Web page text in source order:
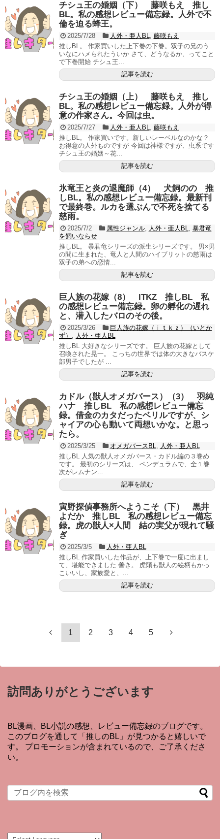
チシュ王の婚姻（下） 藤咲もえ 推し
BL。私の感想レビュー備忘録。人外で不
倫を迫る蜂王。
2025/7/28 人外・亜人BL, 藤咲もえ
推しBL。 作家買いした上下巻の下巻。双子の兄のう
いなにハメられたういか さて、どうなるか、ってこと
で下巻開始 チシュ王...
記事を読む
チシュ王の婚姻（上） 藤咲もえ 推し
BL。私の感想レビュー備忘録。人外が得
意の作家さん。今回は虫。
2025/7/27 人外・亜人BL, 藤咲もえ
推しBL。 作家買いです。新しいレーベルなのかな？
お得意の人外ものですが 今回は神様ですが、虫系です
チシュ王の婚姻～花...
記事を読む
氷竜王と炎の退魔師（4） 犬飼のの 推
しBL。私の感想レビュー備忘録。最新刊
で最終巻。ルカを選ぶんで不死を捨てる
慈雨。
2025/7/2 属性ジャンル, 人外・亜人BL, 暴君竜
を飼いならせ
推しBL。 暴君竜シリーズの派生シリーズです。 男×男
の間に生まれた、竜人と人間のハイブリットの慈雨は
双子の弟への恋情...
記事を読む
巨人族の花嫁（8） ITKZ 推しBL 私
の感想レビュー備忘録。卵の孵化の遅れ
と、潜入したバロのその後。
2025/3/26
巨人族の花嫁（ｉｔｋｚ）（いとか
ず） , 人外・亜人BL
推しBL 大好きなシリーズです。 巨人族の花嫁として
召喚された晃一。 こっちの世界では体の大きなバスケ
部男子でしたが ...
記事を読む
カドル（獣人オメガバース）（3） 羽純
ハナ 推しBL 私の感想レビュー備忘
録。借金のカタだったベリルですが、シ
ャイアの心も動いて両想いかな。と思っ
たら。
2025/3/25 オメガバースBL, 人外・亜人BL
推しBL 人気の獣人オメガバース・カドル編の３巻め
です。 最初のシリーズは、 ペンデュラムで、全１巻
次がレムナン...
記事を読む
寅野探偵事務所へようこそ（下） 黒井
よだか 推しBL 私の感想レビュー備忘
録。虎の獣人×人間 結の実父が現れて騒
ぎ
2025/3/5
人外・亜人BL
推しBL 作家買いした作品が、上下巻で一度に出まし
て、堪能できました 善き。 虎頭も獣人の絵柄もかっ
こいいし、家族愛と、...
記事を読む
1 2 3 4 5
訪問ありがとうございます
BL漫画、BL小説の感想、レビュー備忘録のブログです。
このブログを通して「推しのBL」が見つかると嬉しいで
す。 プロモーションが含まれているので、ご了承くださ
い。